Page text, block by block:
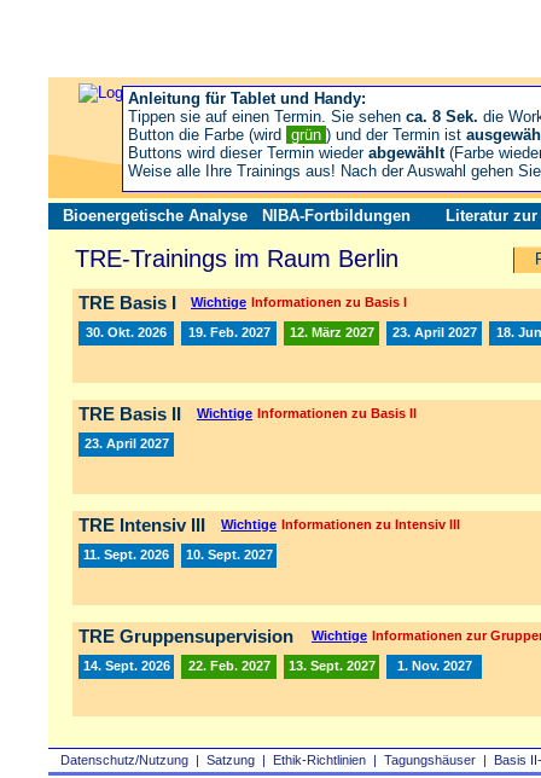
Datenschutz/Nutzung | Satzung | Ethik-Richtlinien | Tagungshäuser | Basis
Bioenergetische Analyse NIBA-Fortbildungen Literatur zur
TRE-Trainings im Raum Berlin
TRE Basis I Wichtige Informationen zu Basis I
30. Okt. 2026 19. Feb. 2027 12. März 2027 23. April 2027 18.
TRE Basis II Wichtige Informationen zu Basis II
23. April 2027
TRE Intensiv III Wichtige Informationen zu Intensiv III
11. Sept. 2026 10. Sept. 2027
TRE Gruppensupervision Wichtige Informationen zur
14. Sept. 2026 22. Feb. 2027 13. Sept. 2027 1. Nov. 2027
Anleitung für Tablet und Handy:
Tippen sie auf einen Termin. Sie sehen ca. 8 Sek. die
Button die Farbe (wird grün ) und der Termin ist
Buttons wird dieser Termin wieder abgewählt(Farbe
Weise alle Ihre Trainings aus! Nach der Auswahl gehen